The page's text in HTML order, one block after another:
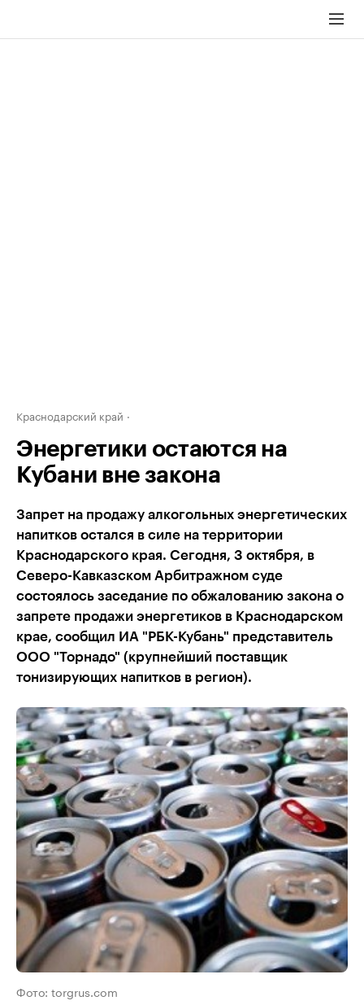
Краснодарский край
Энергетики остаются на
Кубани вне закона
Запрет на продажу алкогольных энергетических
напитков остался в силе на территории
Краснодарского края. Сегодня, 3 октября, в
Северо-Кавказском Арбитражном суде
состоялось заседание по обжалованию закона о
запрете продажи энергетиков в Краснодарском
крае, сообщил ИА "РБК-Кубань" представитель
ООО "Торнадо" (крупнейший поставщик
тонизирующих напитков в регион).
Фото: torgrus.com